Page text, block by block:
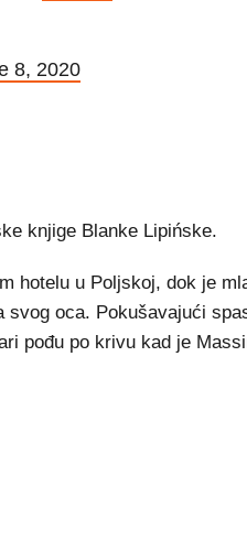
8, 2020
knjige Blanke Lipińske.
hotelu u Poljskoj, dok je
oca. Pokušavajući
pođu po krivu kad je